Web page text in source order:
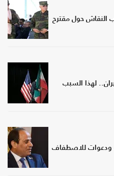
النقاش حول مقترح
لهذا السبب
ودعوات للاصطفاف